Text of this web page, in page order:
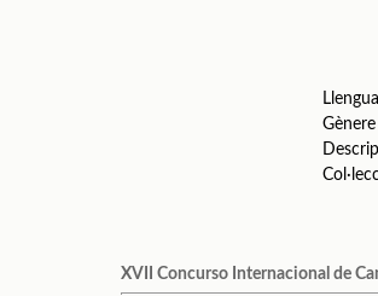
Gènere
XVII Concurso Internacional de